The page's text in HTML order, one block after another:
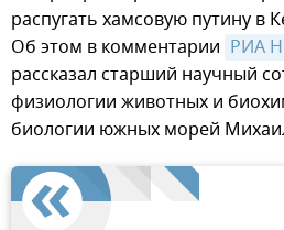
распугать хамсовую путину в
Об этом в комментарии РИА
рассказал старший научный
физиологии животных и
биологии южных морей